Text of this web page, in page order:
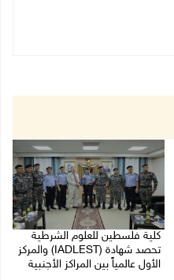
كلية فلسطين للعلوم الشرطية
تحصد شهادة (IADLEST) والمركز
الأول عالمياً بين المراكز الأجنبية